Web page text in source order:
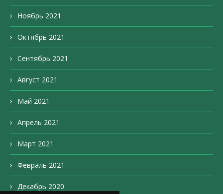
Ноябрь 2021
Октябрь 2021
Сентябрь 2021
Август 2021
Май 2021
Апрель 2021
Март 2021
Февраль 2021
Декабрь 2020